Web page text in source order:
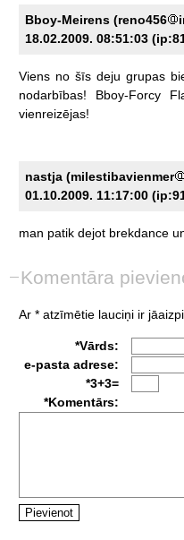
Bboy-Meirens (reno456
18.02.2009. 08:51:03
Viens no šīs deju grupas
nodarbības!
Bboy-Forcy
vienreizējas!
nastja (milestibavienmer
01.10.2009. 11:17:00
man patik dejot brekdance
Komentāra
Ar * atzīmētie lauciņi ir
*Vārds:
e-pasta adrese:
*3+3=
*Komentārs: